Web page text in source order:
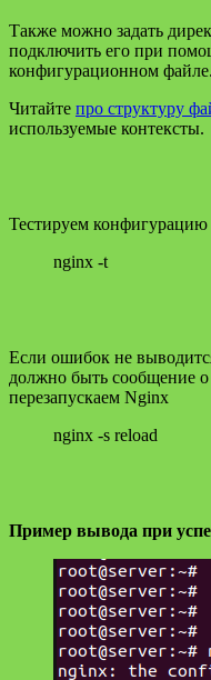
Также можно задать
подключить его при
конфигурационном файле.
Читайте про структуру
используемые контексты.
Тестируем конфигурацию
nginx -t
Если ошибок не
должно быть сообщение
перезапускаем Nginx
nginx -s reload
Пример вывода при